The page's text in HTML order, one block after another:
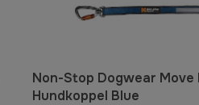
Non-Stop Dogwear Move
Hundkoppel Blue